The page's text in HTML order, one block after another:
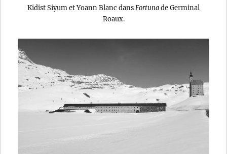
Kidist Siyum et Yoann Blanc dans Fortunade Germinal
Roaux.